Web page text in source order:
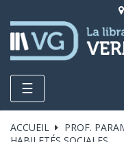
Toggle
navigation
☰
ACCUEIL PROF.